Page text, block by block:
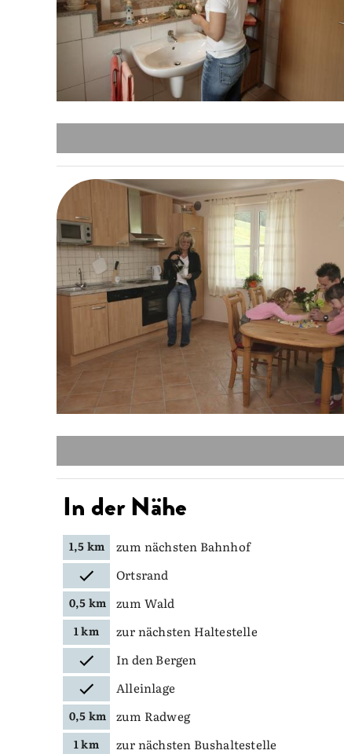
In der Nähe
1,5 km zum nächsten Bahnhof
Ortsrand
0,5 km zum Wald
1 km zur nächsten Haltestelle
In den Bergen
Alleinlage
0,5 km zum Radweg
1 km zur nächsten Bushaltestelle